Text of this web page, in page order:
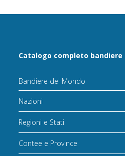
Catalogo completo bandiere
Bandiere del Mondo
Nazioni
Regioni e Stati
Contee e Province